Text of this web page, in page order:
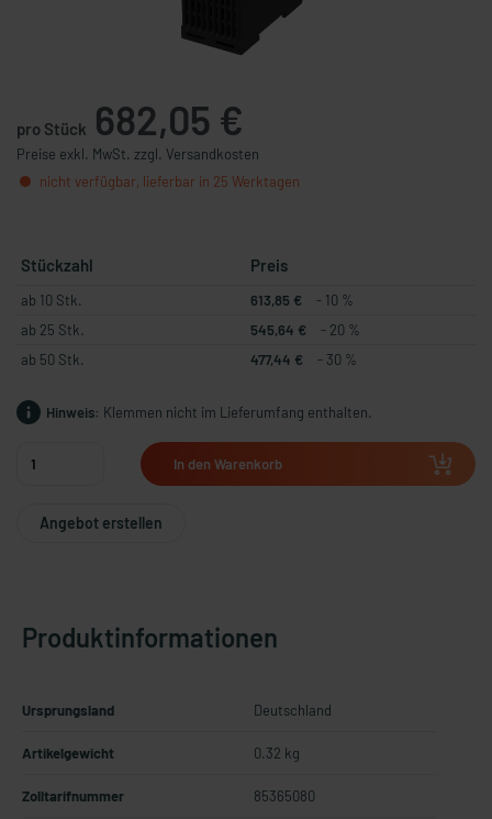
pro Stück 682,05 €
Preise exkl. MwSt. zzgl. Versandkosten
nicht verfügbar, lieferbar in 25 Werktagen
Stückzahl Preis
ab 10 Stk. 613,85 €
- 10 %
ab 25 Stk.
545,64 €
- 20 %
ab 50 Stk.
477,44 € - 30 %
Hinweis: Klemmen nicht im Lieferumfang enthalten.
In den Warenkorb
Angebot erstellen
Produktinformationen
Ursprungsland Deutschland
Artikelgewicht 0.32 kg
Zolltarifnummer 85365080